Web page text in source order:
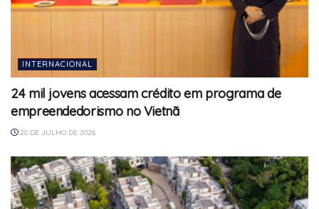
INTERNACIONAL
24 mil jovens acessam crédito em programa de
empreendedorismo no Vietnã
20 DE JULHO DE 2026